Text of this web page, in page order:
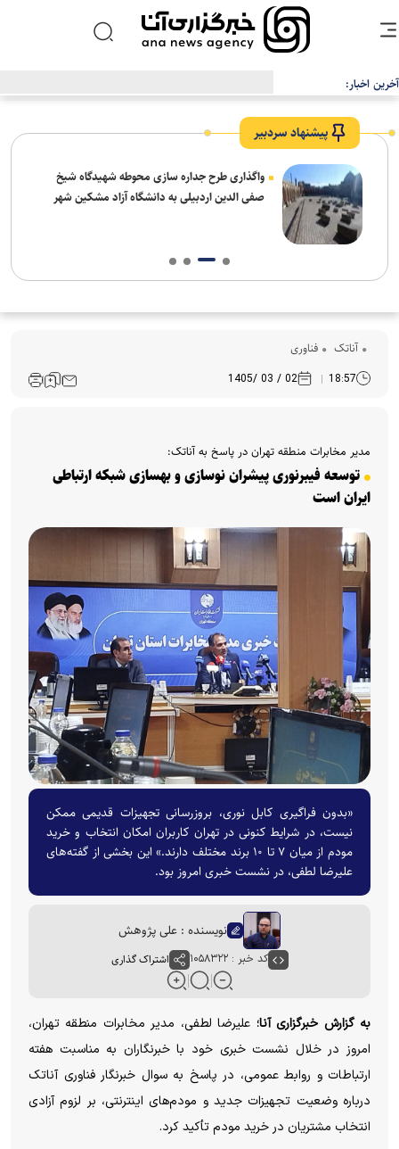
آخرین اخبار:
پیشنهاد سردبیر
واگذاری طرح جداره سازی محوطه شهیدگاه شیخ
صفی الدین اردبیلی به دانشگاه آزاد مشکین شهر
آناتک فناوری
18:57
02 / 03 /1405
مدیر مخابرات منطقه تهران در پاسخ به آناتک:
توسعه فیبرنوری پیشران نوسازی و بهسازی شبکه ارتباطی
ایران است
«بدون فراگیری کابل نوری، بروزرسانی تجهیزات قدیمی ممکن
نیست، در شرایط کنونی در تهران کاربران امکان انتخاب و خرید
مودم از میان ۷ تا ۱۰ برند مختلف دارند.» این بخشی از گفته‌های
علیرضا لطفی‌،‌ در نشست خبری امروز بود.
نویسنده : علی پژوهش
کد خبر : ۱۰۵۸۳۲۲ اشتراک گذاری
به گزارش خبرگزاری آنا؛ علیرضا لطفی، مدیر مخابرات منطقه تهران،
امروز در خلال نشست خبری خود با خبرنگاران به مناسبت هفته
ارتباطات و روابط عمومی، در پاسخ به سوال خبرنگار فناوری آناتک
درباره وضعیت تجهیزات جدید و مودم‌های اینترنتی، بر لزوم آزادی
انتخاب مشتریان در خرید مودم تأکید کرد.